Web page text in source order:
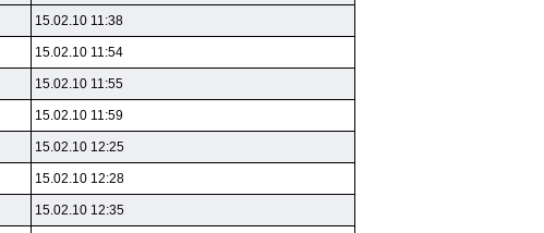
15.02.10 11:38
15.02.10 11:54
15.02.10 11:55
15.02.10 11:59
15.02.10 12:25
15.02.10 12:28
15.02.10 12:35